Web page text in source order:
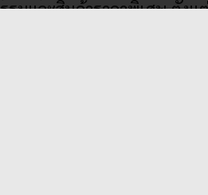
รมและสินค้าราคาพิเศษ ตั้งแต่